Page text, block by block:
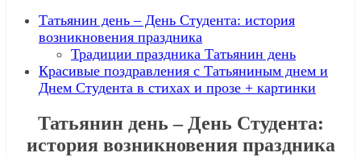
Татьянин день – День Студента: история
возникновения праздника
Традиции праздника Татьянин день
Красивые поздравления с Татьяниным днем и
Днем Студента в стихах и прозе + картинки
Татьянин день – День Студента:
история возникновения праздника